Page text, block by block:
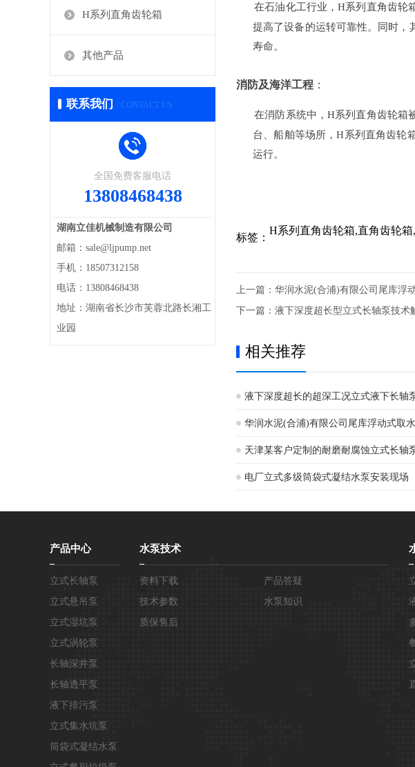
H系列直角齿轮箱
其他产品
联系我们 / CONTACT US
全国免费客服电话
13808468438
湖南立佳机械制造有限公司
邮箱：sale@ljpump.net
手机：18507312158
电话：13808468438
地址：湖南省长沙市芙蓉北路长湘工
业园
在石油化工行业，H系列直角齿轮
提高了设备的运转可靠性。同时，
寿命。
消防及海洋工程 ‌：
在消防系统中，H系列直角齿轮箱
台、船舶等场所，H系列直角齿轮
运行。
标签：
H系列直角齿轮箱,直角齿轮箱
上一篇： 华润水泥(合浦)有限公司尾库浮
下一篇： 液下深度超长型立式长轴泵技术
相关推荐
液下深度超长的超深工况立式液下长轴
华润水泥(合浦)有限公司尾库浮动式取
现场
天津某客户定制的耐磨耐腐蚀立式长轴
电厂立式多级筒袋式凝结水泵安装现场
产品中心
立式长轴泵
立式悬吊泵
立式湿坑泵
立式涡轮泵
长轴深井泵
长轴透平泵
液下排污泵
立式集水坑泵
筒袋式凝结水泵
水泵技术
资料下载
产品答疑
技术参数
水泵知识
质保售后